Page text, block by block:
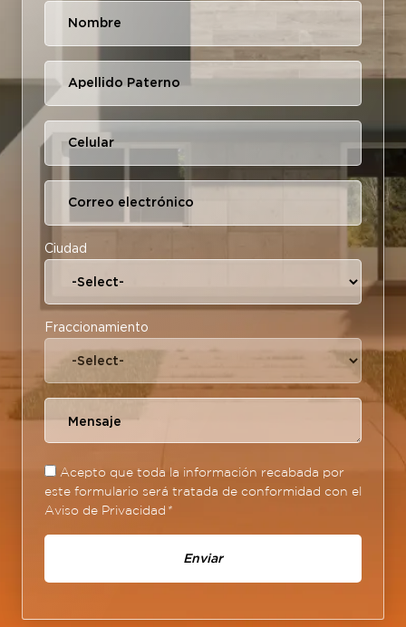
Ciudad
Fraccionamiento
Acepto que toda la información recabada por
este formulario será tratada de conformidad con el
Aviso de Privacidad *
Enviar